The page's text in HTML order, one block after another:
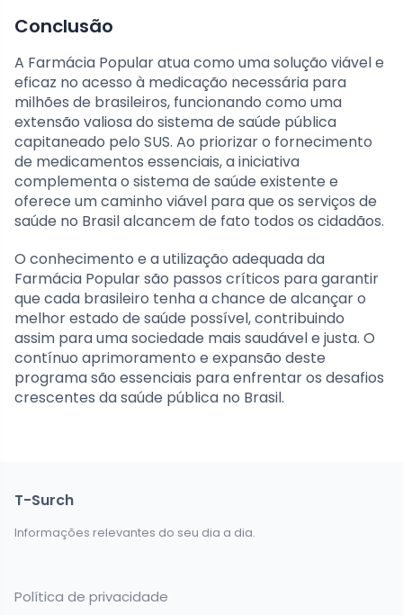
Conclusão
A Farmácia Popular atua como uma solução viável e
eficaz no acesso à medicação necessária para
milhões de brasileiros, funcionando como uma
extensão valiosa do sistema de saúde pública
capitaneado pelo SUS. Ao priorizar o fornecimento
de medicamentos essenciais, a iniciativa
complementa o sistema de saúde existente e
oferece um caminho viável para que os serviços de
saúde no Brasil alcancem de fato todos os cidadãos.
O conhecimento e a utilização adequada da
Farmácia Popular são passos críticos para garantir
que cada brasileiro tenha a chance de alcançar o
melhor estado de saúde possível, contribuindo
assim para uma sociedade mais saudável e justa. O
contínuo aprimoramento e expansão deste
programa são essenciais para enfrentar os desafios
crescentes da saúde pública no Brasil.
T-Surch
Informações relevantes do seu dia a dia.
Política de privacidade